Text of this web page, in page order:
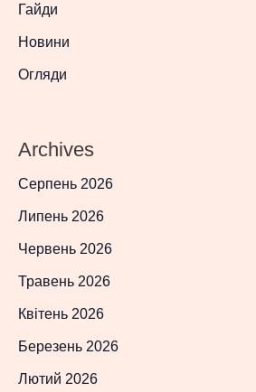
Гайди
Новини
Огляди
Archives
Серпень 2026
Липень 2026
Червень 2026
Травень 2026
Квітень 2026
Березень 2026
Лютий 2026